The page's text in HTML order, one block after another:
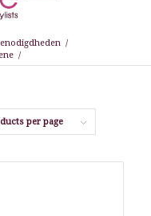
/
/
per page